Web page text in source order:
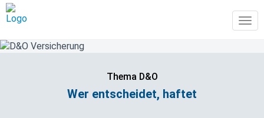
Thema D&O
Wer entscheidet, haftet